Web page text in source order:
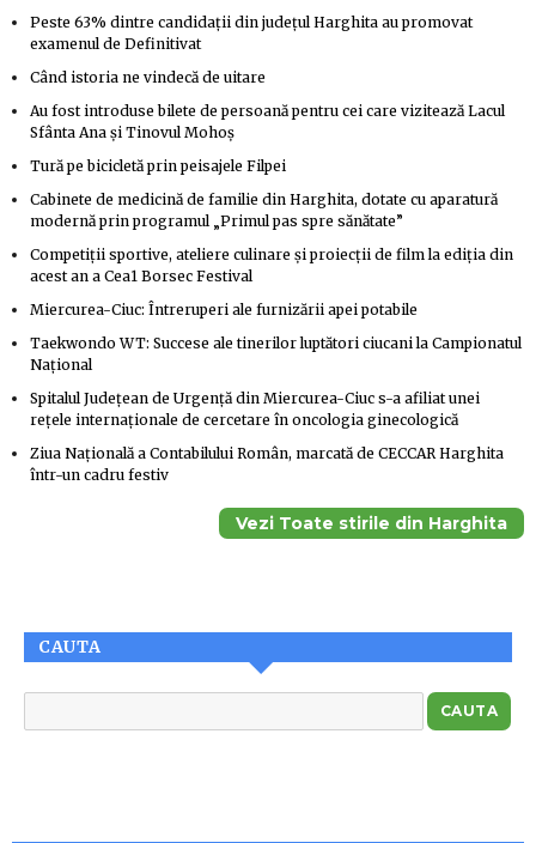
Peste 63% dintre candidaţii din judeţul Harghita au promovat
examenul de Definitivat
Când istoria ne vindecă de uitare
Au fost introduse bilete de persoană pentru cei care vizitează Lacul
Sfânta Ana şi Tinovul Mohoş
Tură pe bicicletă prin peisajele Filpei
Cabinete de medicină de familie din Harghita, dotate cu aparatură
modernă prin programul „Primul pas spre sănătate”
Competiţii sportive, ateliere culinare şi proiecţii de film la ediţia din
acest an a Cea1 Borsec Festival
Miercurea-Ciuc: Întreruperi ale furnizării apei potabile
Taekwondo WT: Succese ale tinerilor luptători ciucani la Campionatul
Naţional
Spitalul Judeţean de Urgenţă din Miercurea-Ciuc s-a afiliat unei
reţele internaţionale de cercetare în oncologia ginecologică
Ziua Naţională a Contabilului Român, marcată de CECCAR Harghita
într-un cadru festiv
Vezi Toate stirile din Harghita
CAUTA